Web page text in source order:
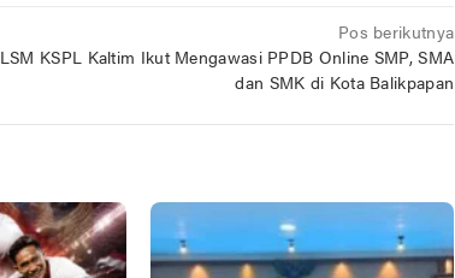
Pos berikutnya
LSM KSPL Kaltim Ikut Mengawasi PPDB Online SMP, SMA
dan SMK di Kota Balikpapan